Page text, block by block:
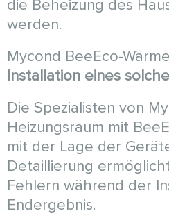
die Beheizung des
werden.
Mycond BeeEco-
Installation eines
Die Spezialisten von
Heizungsraum mit
mit der Lage der
Detaillierung
Fehlern während der
Endergebnis.